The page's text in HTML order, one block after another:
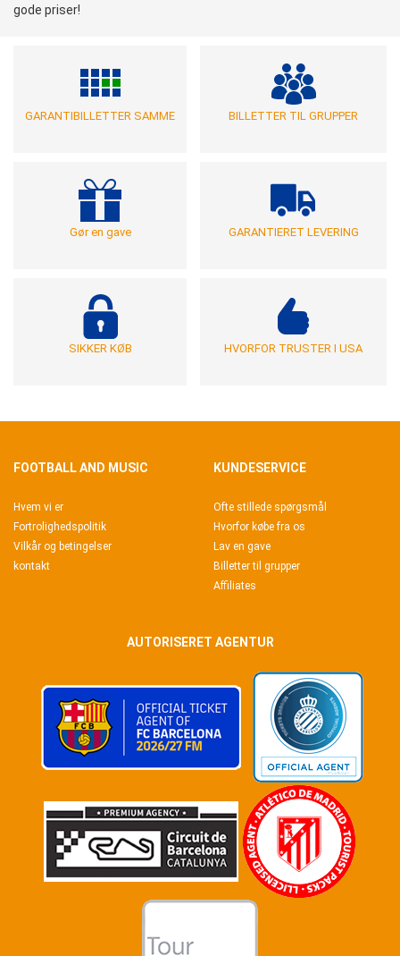
gode priser!
GARANTIBILLETTER SAMME BILLETTER TIL GRUPPER
Gør en gave GARANTIERET LEVERING
SIKKER KØB HVORFOR TRUSTER I USA
FOOTBALL AND MUSIC
Hvem vi er
Fortrolighedspolitik
Vilkår og betingelser
kontakt
KUNDESERVICE
Ofte stillede spørgsmål
Hvorfor købe fra os
Lav en gave
Billetter til grupper
Affiliates
AUTORISERET AGENTUR